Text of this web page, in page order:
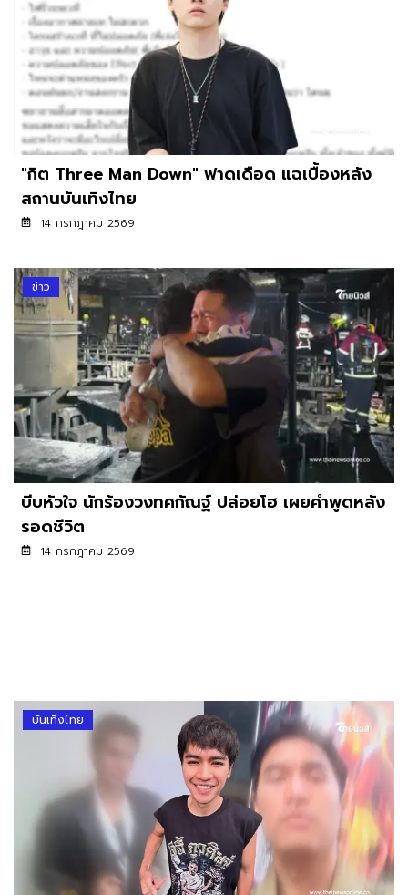
"กิต Three Man Down" ฟาดเดือด แฉเบื้องหลัง
สถานบันเทิงไทย
14 กรกฎาคม 2569
ข่าว
บีบหัวใจ นักร้องวงทศกัณฐ์ ปล่อยโฮ เผยคำพูดหลัง
รอดชีวิต
14 กรกฎาคม 2569
บันเทิงไทย